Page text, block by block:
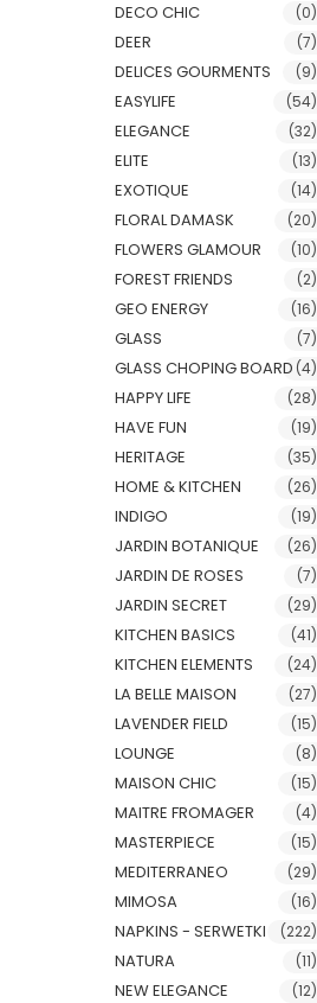
DECO CHIC (0)
DEER (7)
DELICES GOURMENTS (9)
EASYLIFE (54)
ELEGANCE (32)
ELITE (13)
EXOTIQUE (14)
FLORAL DAMASK (20)
FLOWERS GLAMOUR (10)
FOREST FRIENDS (2)
GEO ENERGY (16)
GLASS (7)
GLASS CHOPING BOARD (4)
HAPPY LIFE (28)
HAVE FUN (19)
HERITAGE (35)
HOME & KITCHEN (26)
INDIGO (19)
JARDIN BOTANIQUE (26)
JARDIN DE ROSES (7)
JARDIN SECRET (29)
KITCHEN BASICS (41)
KITCHEN ELEMENTS (24)
LA BELLE MAISON (27)
LAVENDER FIELD (15)
LOUNGE (8)
MAISON CHIC (15)
MAITRE FROMAGER (4)
MASTERPIECE (15)
MEDITERRANEO (29)
MIMOSA (16)
NAPKINS - SERWETKI (222)
NATURA (11)
NEW ELEGANCE (12)